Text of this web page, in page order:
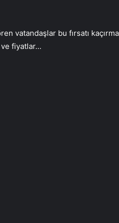
vatandaşlar bu fırsatı
fiyatlar…